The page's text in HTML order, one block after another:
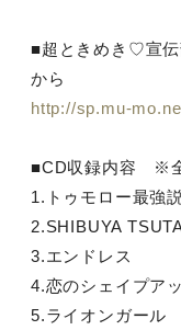
■超ときめき♡宣伝
から
http://sp.mu-
■CD収録内容 ※
1.トゥモロー最強
2.SHIBUYA
3.エンドレス
4.恋のシェイプア
5.ライオンガール